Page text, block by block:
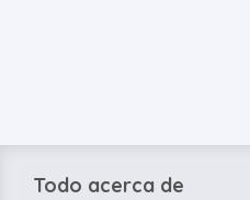
Todo acerca de